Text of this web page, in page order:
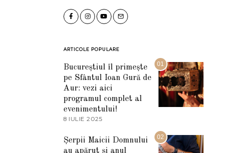
ARTICOLE POPULARE
01
Bucureștiul îl primește
pe Sfântul Ioan Gură de
Aur: vezi aici
programul complet al
evenimentului!
8 IULIE 2025
U
L
02
Șerpii Maicii Domnului
au apărut și anul